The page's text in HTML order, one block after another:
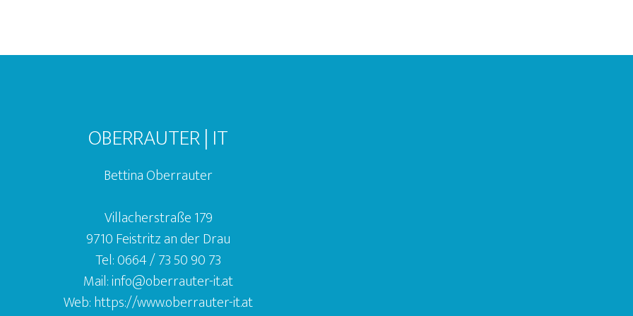
OBERRAUTER | IT
Bettina Oberrauter
Villacherstraße 179
9710 Feistritz an der Drau
Tel:0664 / 73 50 90 73
Mail:info@oberrauter-it.at
Web:https://www.oberrauter-it.at